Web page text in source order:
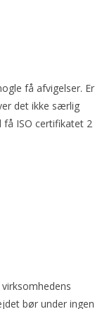
få afvigelser. Er
det ikke særlig
få ISO certifikatet 2
bør under ingen